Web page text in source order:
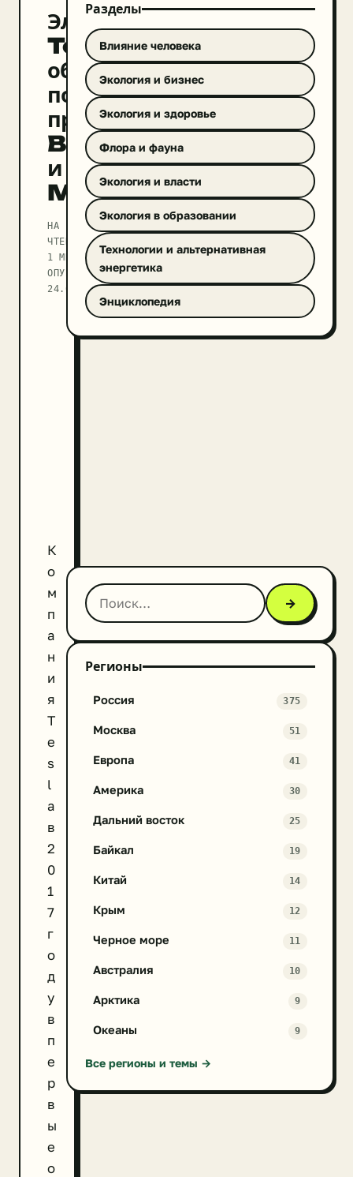
Электрокары
Tesla
обогнали
по
продажам
BMW
и
Mercedes
НА
ЧТЕНИЕ
1 МИН
ОПУБЛИКОВАНО
24.09.2025
К
о
м
п
а
н
и
я
T
e
s
l
a
в
2
0
1
7
г
о
д
у
в
п
е
р
в
ы
е
о
Разделы
Влияние человека
Экология и бизнес
Экология и здоровье
Флора и фауна
Экология и власти
Экология в образовании
Технологии и альтернативная
энергетика
Энциклопедия
→
Регионы
Россия 375
Москва 51
Европа 41
Америка 30
Дальний восток 25
Байкал 19
Китай 14
Крым 12
Черное море 11
Австралия 10
Арктика 9
Океаны 9
Все регионы и темы →